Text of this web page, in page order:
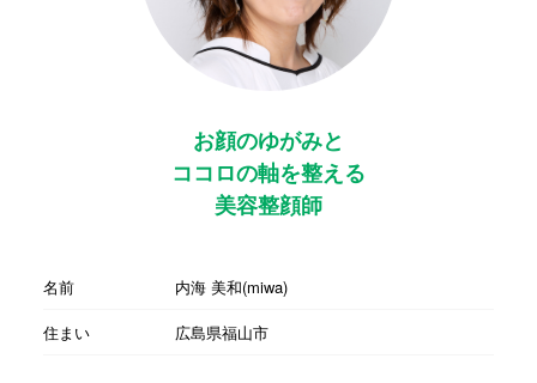
お顔のゆがみと
ココロの軸を整える
美容整顔師
名前
内海 美和(miwa)
住まい
広島県福山市